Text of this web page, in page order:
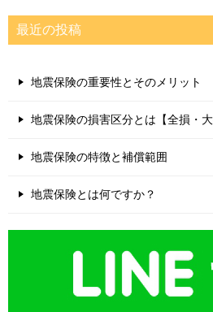
最近の投稿
地震保険の重要性とそのメリット
地震保険の損害区分とは【全損・
地震保険の特徴と補償範囲
地震保険とは何ですか？